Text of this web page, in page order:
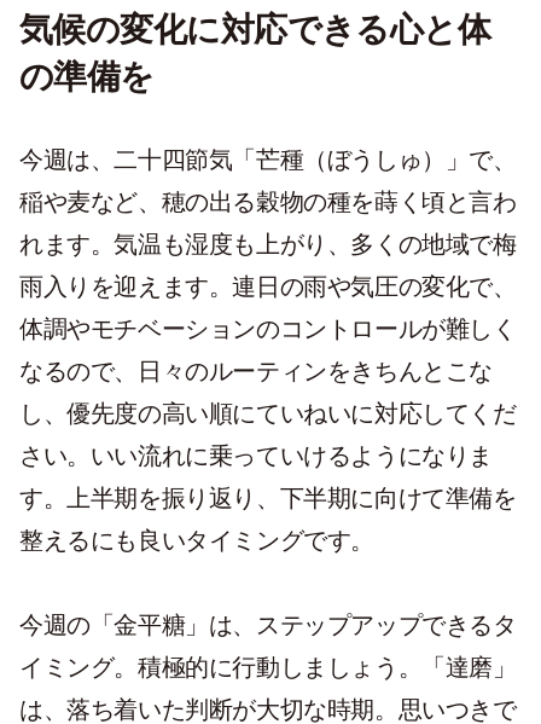
気候の変化に対応できる心と体
の準備を
今週は、二十四節気「芒種（ぼうしゅ）」で、
稲や麦など、穂の出る穀物の種を蒔く頃と言わ
れます。気温も湿度も上がり、多くの地域で梅
雨入りを迎えます。連日の雨や気圧の変化で、
体調やモチベーションのコントロールが難しく
なるので、日々のルーティンをきちんとこな
し、優先度の高い順にていねいに対応してくだ
さい。いい流れに乗っていけるようになりま
す。上半期を振り返り、下半期に向けて準備を
整えるにも良いタイミングです。
今週の「金平糖」は、ステップアップできるタ
イミング。積極的に行動しましょう。「達磨」
は、落ち着いた判断が大切な時期。思いつきで